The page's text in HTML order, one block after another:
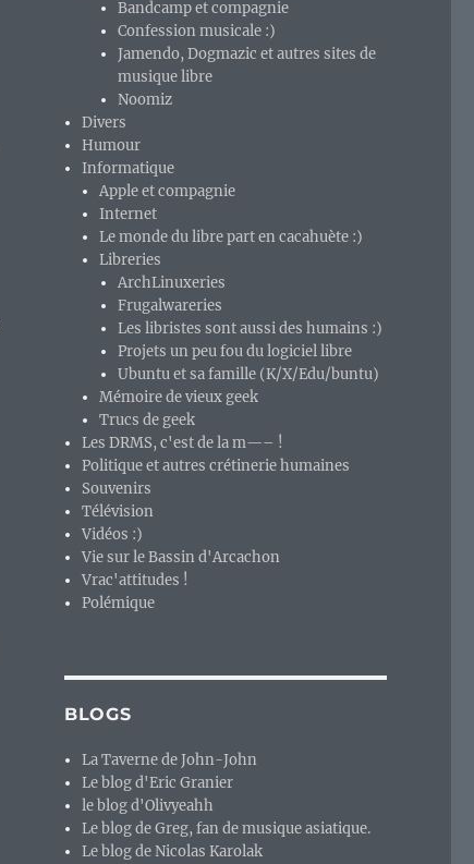
Bandcamp et compagnie
Confession musicale :)
Jamendo, Dogmazic et autres sites de
musique libre
Noomiz
Divers
Humour
Informatique
Apple et compagnie
Internet
Le monde du libre part en cacahuète :)
Libreries
ArchLinuxeries
Frugalwareries
Les libristes sont aussi des humains :)
Projets un peu fou du logiciel libre
Ubuntu et sa famille (K/X/Edu/buntu)
Mémoire de vieux geek
Trucs de geek
Les DRMS, c'est de la m—– !
Politique et autres crétinerie humaines
Souvenirs
Télévision
Vidéos :)
Vie sur le Bassin d'Arcachon
Vrac'attitudes !
Polémique
BLOGS
La Taverne de John-John
Le blog d'Eric Granier
le blog d'Olivyeahh
Le blog de Greg, fan de musique asiatique.
Le blog de Nicolas Karolak